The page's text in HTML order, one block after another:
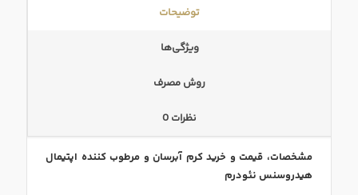
توضیحات
ویژگی‌ها
روش مصرف
نظرات 0
مشخصات، قیمت و خرید کرم آبرسان و مرطوب کننده اپتیمال
هیدروسنس نئودرم